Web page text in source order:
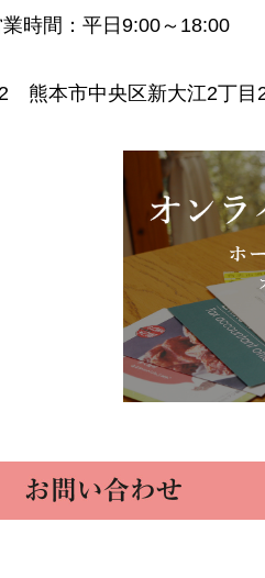
時間：平日9:00～18:00
熊本市中央区新大江2丁目